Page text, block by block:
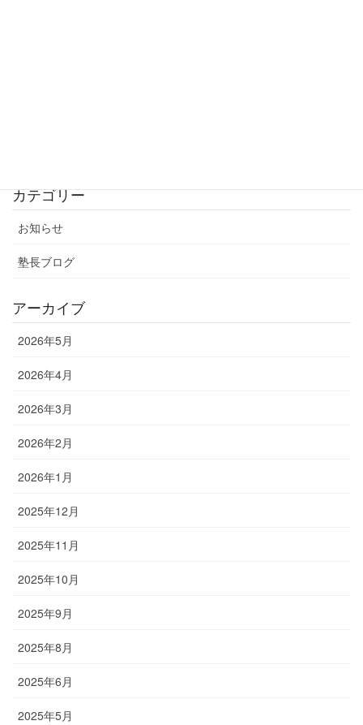
カテゴリー
お知らせ
塾長ブログ
アーカイブ
2026年5月
2026年4月
2026年3月
2026年2月
2026年1月
2025年12月
2025年11月
2025年10月
2025年9月
2025年8月
2025年6月
2025年5月